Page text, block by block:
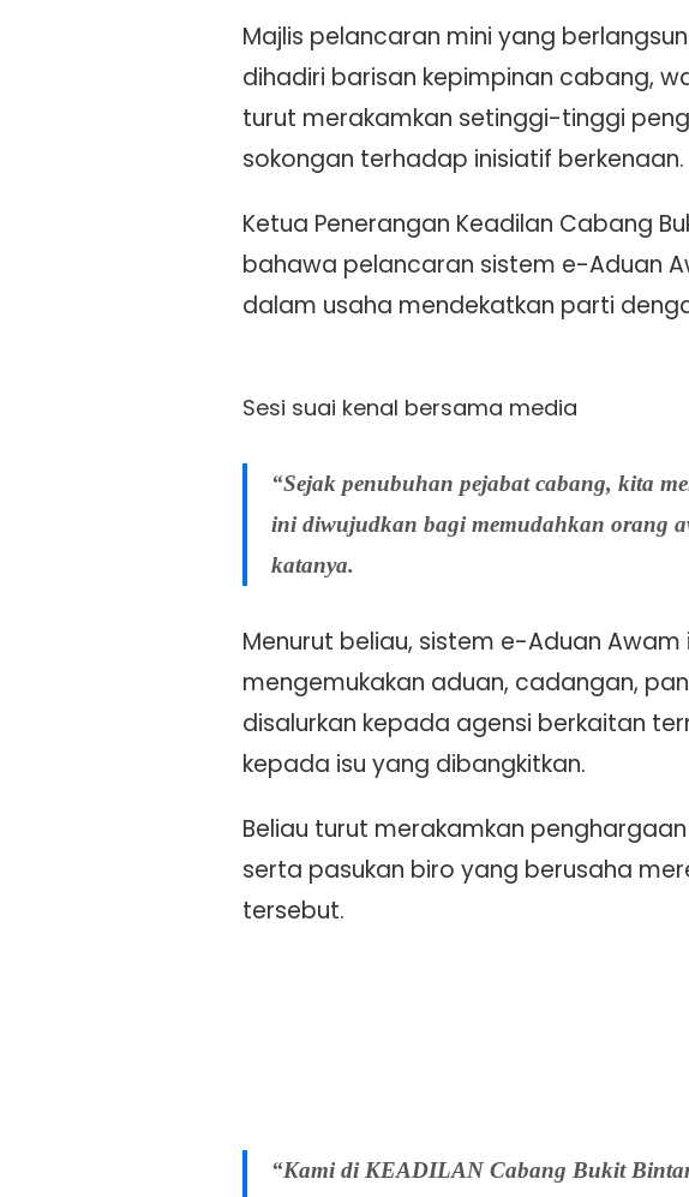
Majlis pelancaran mini yang
dihadiri barisan kepimpinan cabang,
turut merakamkan setinggi-tinggi
sokongan terhadap inisiatif berkenaan.
Ketua Penerangan Keadilan Cabang
bahawa pelancaran sistem e-Aduan
dalam usaha mendekatkan parti
Sesi suai kenal bersama media
“Sejak penubuhan pejabat cabang, kita
ini diwujudkan bagi memudahkan orang
katanya.
Menurut beliau, sistem e-Aduan
mengemukakan aduan, cadangan,
disalurkan kepada agensi berkaitan
kepada isu yang dibangkitkan.
Beliau turut merakamkan
serta pasukan biro yang berusaha
tersebut.
“Kami di KEADILAN Cabang Bukit